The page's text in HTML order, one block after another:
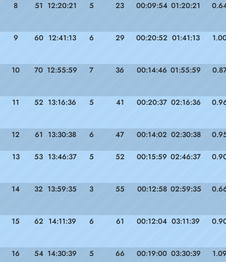
8 51 12:20:21 5 23 00:09:54 01:20:21
9 60 12:41:13 6 29 00:20:52 01:41:13
10 70 12:55:59 7 36 00:14:46 01:55:59
11 52 13:16:36 5 41 00:20:37 02:16:36
12 61 13:30:38 6 47 00:14:02 02:30:38
13 53 13:46:37 5 52 00:15:59 02:46:37
14 32 13:59:35 3 55 00:12:58 02:59:35
15 62 14:11:39 6 61 00:12:04 03:11:39
16 54 14:30:39 5 66 00:19:00 03:30:39